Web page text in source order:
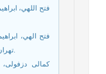
تهران: دانشگاه امام صادق (عليه السلام).